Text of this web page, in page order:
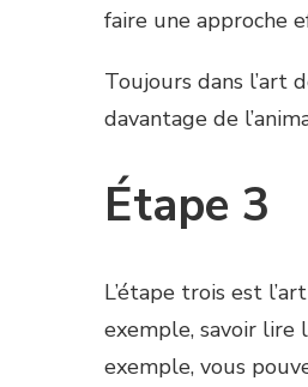
faire une approche
Toujours dans l’art
davantage de
Étape 3
L’étape trois est
exemple, savoir lire
exemple, vous